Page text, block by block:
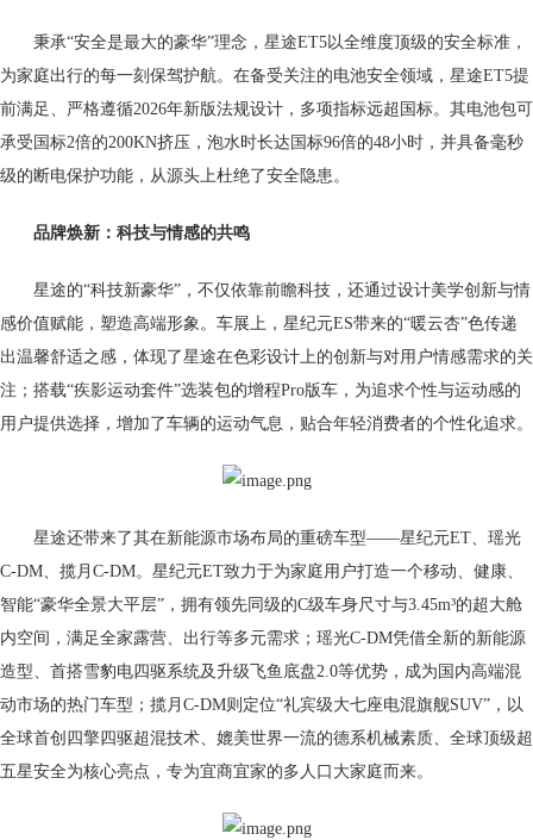
秉承“安全是最大的豪华”理念，星途ET5以全维度顶级的安全标准，
为家庭出行的每一刻保驾护航。在备受关注的电池安全领域，星途ET5提
前满足、严格遵循2026年新版法规设计，多项指标远超国标。其电池包可
承受国标2倍的200KN挤压，泡水时长达国标96倍的48小时，并具备毫秒
级的断电保护功能，从源头上杜绝了安全隐患。
品牌焕新：科技与情感的共鸣
星途的“科技新豪华”，不仅依靠前瞻科技，还通过设计美学创新与情
感价值赋能，塑造高端形象。车展上，星纪元ES带来的“暖云杏”色传递
出温馨舒适之感，体现了星途在色彩设计上的创新与对用户情感需求的关
注；搭载“疾影运动套件”选装包的增程Pro版车，为追求个性与运动感的
用户提供选择，增加了车辆的运动气息，贴合年轻消费者的个性化追求。
星途还带来了其在新能源市场布局的重磅车型——星纪元ET、瑶光
C-DM、揽月C-DM。星纪元ET致力于为家庭用户打造一个移动、健康、
智能“豪华全景大平层”，拥有领先同级的C级车身尺寸与3.45m³的超大舱
内空间，满足全家露营、出行等多元需求；瑶光C-DM凭借全新的新能源
造型、首搭雪豹电四驱系统及升级飞鱼底盘2.0等优势，成为国内高端混
动市场的热门车型；揽月C-DM则定位“礼宾级大七座电混旗舰SUV”，以
全球首创四擎四驱超混技术、媲美世界一流的德系机械素质、全球顶级超
五星安全为核心亮点，专为宜商宜家的多人口大家庭而来。